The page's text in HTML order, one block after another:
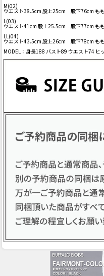
M(02)
ウエスト38.5cm 股上25cm 股下76cm も
L(03)
ウエスト41cm 股上25.5cm 股下77cm も
LL(04)
ウエスト43.5cm 股上26cm 股下78cm も
MODEL：身長188 バスト89 ウエスト74 ヒ